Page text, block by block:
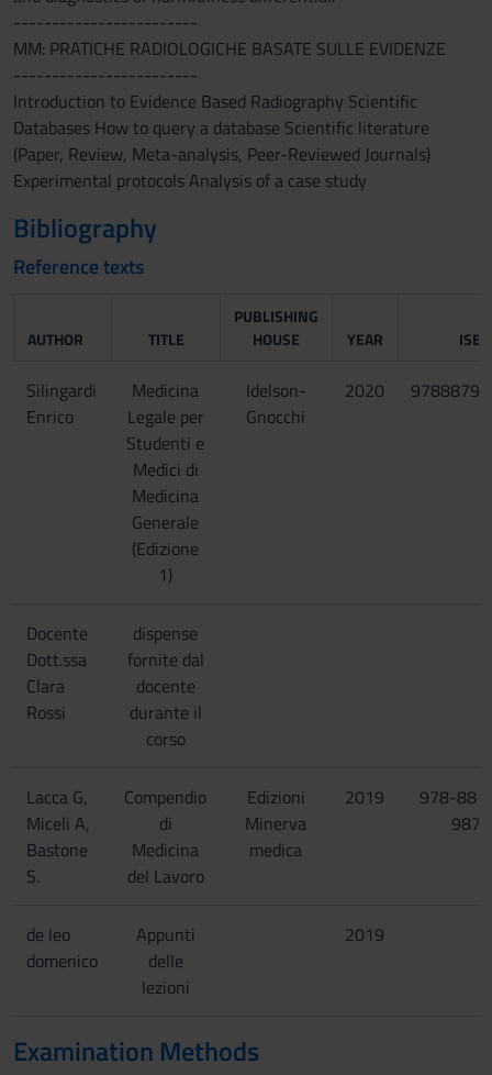
------------------------
MM: PRATICHE RADIOLOGICHE BASATE SULLE EVIDENZE
------------------------
Introduction to Evidence Based Radiography Scientific
Databases How to query a database Scientific literature
(Paper, Review, Meta-analysis, Peer-Reviewed Journals)
Experimental protocols Analysis of a case study
Bibliography
Reference texts
AUTHOR TITLE
PUBLISHING
HOUSE
YEAR ISBN
Silingardi
Enrico
Medicina
Legale per
Studenti e
Medici di
Medicina
Generale
(Edizione
1)
Idelson-
Gnocchi
2020
Docente
Dott.ssa
Clara
Rossi
dispense
fornite dal
docente
durante il
corso
Lacca G,
Miceli A,
Bastone
S.
Compendio
di
Medicina
del Lavoro
Edizioni
Minerva
medica
2019
978-88-
de leo
domenico
Appunti
delle
lezioni
2019
Examination Methods